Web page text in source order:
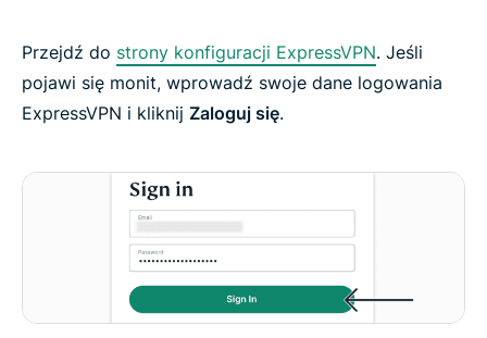
Przejdź do strony konfiguracji ExpressVPN. Jeśli
pojawi się monit, wprowadź swoje dane logowania
ExpressVPN i kliknij Zaloguj się.